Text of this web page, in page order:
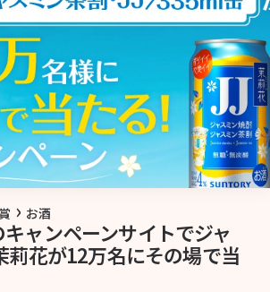
› お酒
ャンペーンサイトでジャ
莉花が12万名にその場で当